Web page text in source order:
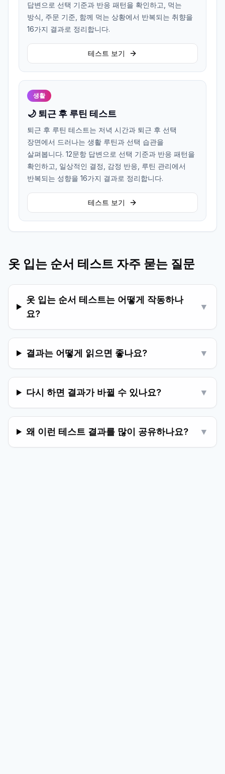
답변으로 선택 기준과 반응 패턴을 확인하고, 먹는
방식, 주문 기준, 함께 먹는 상황에서 반복되는 취향을
16가지 결과로 정리합니다.
테스트 보기
생활
🌙 퇴근 후 루틴 테스트
퇴근 후 루틴 테스트는 저녁 시간과 퇴근 후 선택
장면에서 드러나는 생활 루틴과 선택 습관을
살펴봅니다. 12문항 답변으로 선택 기준과 반응 패턴을
확인하고, 일상적인 결정, 감정 반응, 루틴 관리에서
반복되는 성향을 16가지 결과로 정리합니다.
테스트 보기
옷 입는 순서 테스트 자주 묻는 질문
옷 입는 순서 테스트는 어떻게 작동하나
요?
▼
결과는 어떻게 읽으면 좋나요? ▼
다시 하면 결과가 바뀔 수 있나요? ▼
왜 이런 테스트 결과를 많이 공유하나요? ▼